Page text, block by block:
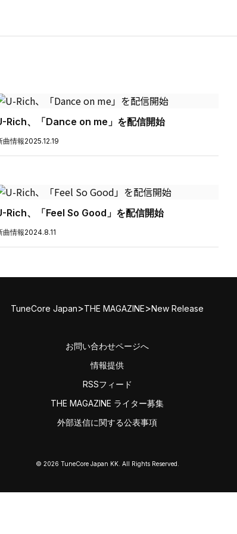
Rich、「Dance on me」を配信開始
曲情報2025.12.19
Rich、「Feel So Good」を配信開始
曲情報2024.8.11
TuneCore Japan>THE MAGAZINE>New Release
お問い合わせページへ
情報提供
RSSフィード
THE MAGAZINE ライター募集
外部送信に関する公表事項
© 2026 TuneCore Japan KK. All Rights Reserved.